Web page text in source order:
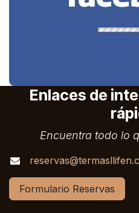
Enlaces de
Encuentra todo lo
Formulario Reservas